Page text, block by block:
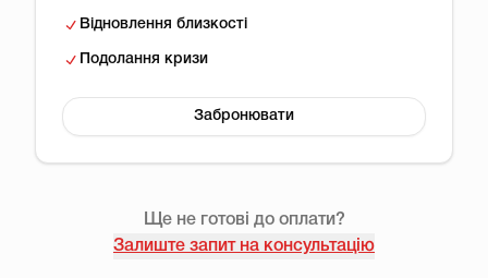
Відновлення близкості
Подолання кризи
Забронювати
Ще не готові до оплати?
Залиште запит на консультацію